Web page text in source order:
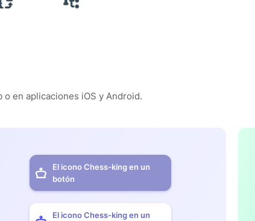
en aplicaciones iOS y Android.
El icono Chess-king en un
botón
El icono Chess-king en un